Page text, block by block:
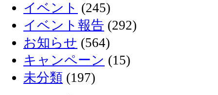
イベント (245)
イベント報告 (292)
お知らせ (564)
キャンペーン (15)
未分類 (197)